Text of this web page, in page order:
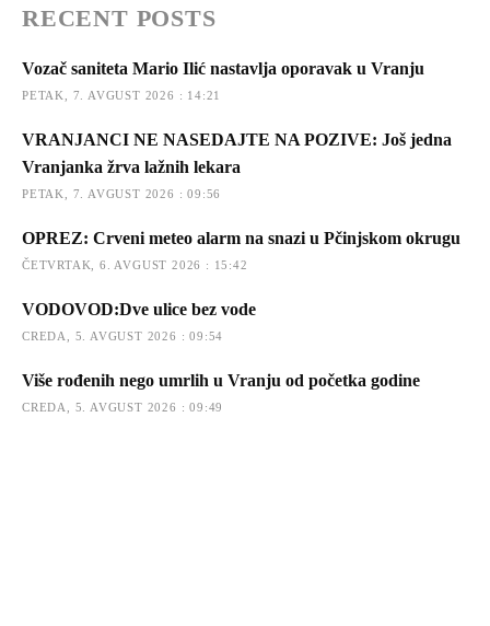
RECENT POSTS
Vozač saniteta Mario Ilić nastavlja oporavak u Vranju
PETAK, 7. AVGUST 2026 : 14:21
VRANJANCI NE NASEDAJTE NA POZIVE: Još jedna
Vranjanka žrva lažnih lekara
PETAK, 7. AVGUST 2026 : 09:56
OPREZ: Crveni meteo alarm na snazi u Pčinjskom okrugu
ČETVRTAK, 6. AVGUST 2026 : 15:42
VODOVOD:Dve ulice bez vode
CREDA, 5. AVGUST 2026 : 09:54
Više rođenih nego umrlih u Vranju od početka godine
CREDA, 5. AVGUST 2026 : 09:49